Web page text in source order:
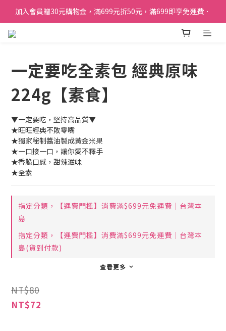
加入會員贈30元購物金，滿699元折50元，滿699即享免運費．
加入會員贈30元購物金，滿699元折50元，滿699即享免運費．
一定要吃全素包 經典原味
224g【素食】
▼一定要吃，堅持高品質▼
★旺旺經典不敗零嘴
★獨家秘制醬油製成黃金米果
★一口接一口，讓你愛不釋手
★香脆口感，甜辣滋味
★全素
指定分類，【運費門檻】消費滿$699元免運費｜台灣本
島
指定分類，【運費門檻】消費滿$699元免運費｜台灣本
島(貨到付款)
查看更多
NT$80
NT$72